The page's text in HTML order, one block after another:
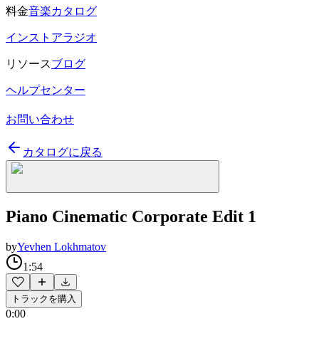
料金音楽カタログ
インストアラジオ
リソースブログ
ヘルプセンター
お問い合わせ
カタログに戻る
Piano Cinematic Corporate Edit 1
byYevhen Lokhmatov
1:54
トラックを購入
0:00